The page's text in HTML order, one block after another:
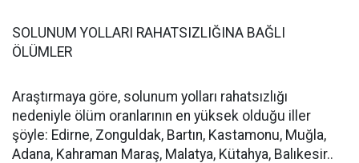
SOLUNUM YOLLARI RAHATSIZLIĞINA BAĞLI
ÖLÜMLER
Araştırmaya göre, solunum yolları rahatsızlığı
nedeniyle ölüm oranlarının en yüksek olduğu iller
şöyle: Edirne, Zonguldak, Bartın, Kastamonu, Muğla,
Adana, Kahraman Maraş, Malatya, Kütahya, Balıkesir..